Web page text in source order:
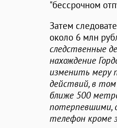
"бессрочном
Затем
около 6 млн
следственные
нахождение
изменить меру
действий, в
ближе 500
потерпевшими,
телефон кроме